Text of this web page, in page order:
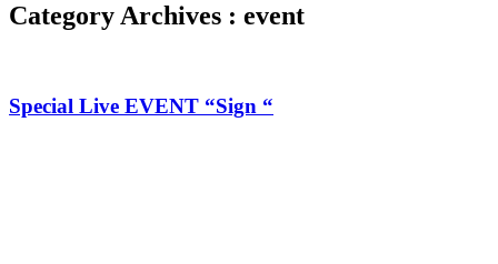
Category Archives : event
Special Live EVENT “Sign “